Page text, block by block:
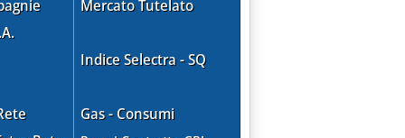
Mercato Tutelato
Indice Selectra - SQ
Gas - Consumi